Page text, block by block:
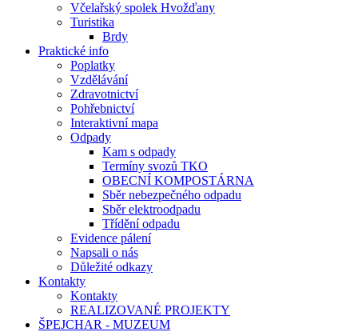
Včelařský spolek Hvožďany
Turistika
Brdy
Praktické info
Poplatky
Vzdělávání
Zdravotnictví
Pohřebnictví
Interaktivní mapa
Odpady
Kam s odpady
Termíny svozů TKO
OBECNÍ KOMPOSTÁRNA
Sběr nebezpečného odpadu
Sběr elektroodpadu
Třídění odpadu
Evidence pálení
Napsali o nás
Důležité odkazy
Kontakty
Kontakty
REALIZOVANÉ PROJEKTY
ŠPEJCHAR - MUZEUM